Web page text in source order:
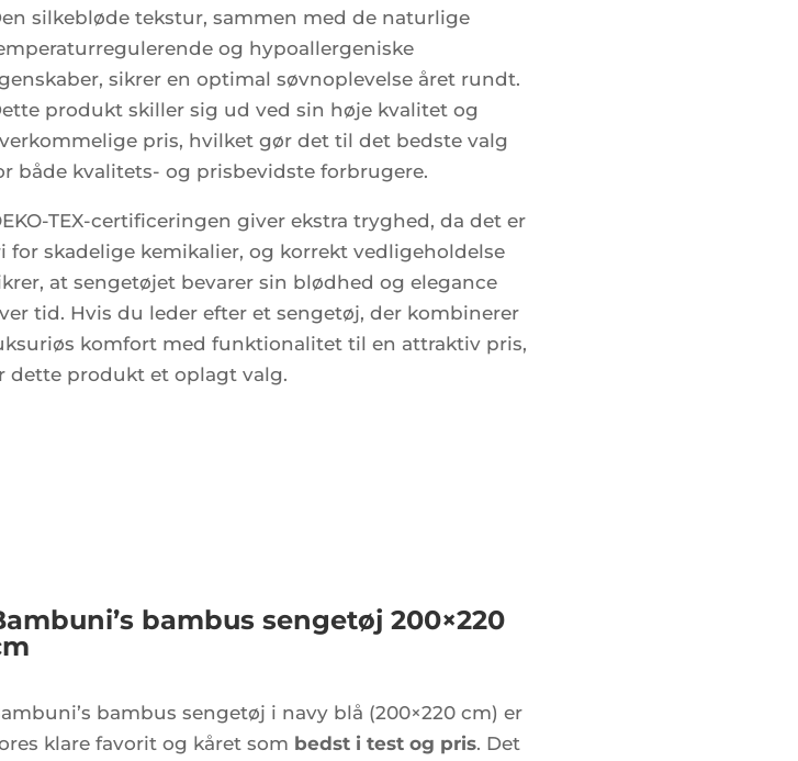
silkebløde tekstur, sammen med de naturlige
og hypoallergeniske
sikrer en optimal søvnoplevelse året rundt.
produkt skiller sig ud ved sin høje kvalitet og
pris, hvilket gør det til det bedste valg
både kvalitets- og prisbevidste forbrugere.
TEX-certificeringen giver ekstra tryghed, da det er
for skadelige kemikalier, og korrekt vedligeholdelse
at sengetøjet bevarer sin blødhed og elegance
tid. Hvis du leder efter et sengetøj, der kombinerer
komfort med funktionalitet til en attraktiv pris,
dette produkt et oplagt valg.
bambus sengetøj 200×220
bambus sengetøj i navy blå (200×220 cm) er
klare favorit og kåret som bedst i test og pris. Det